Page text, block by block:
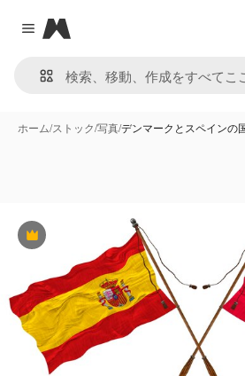
Close menu
Magnific
ホーム/ストック/写真/デンマークとスペインの
Premium